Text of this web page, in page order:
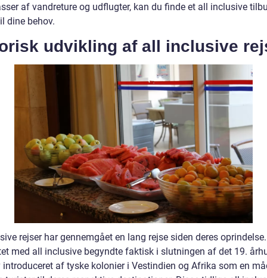
af vandreture og udflugter, kan du finde et all inclusive
dine behov.
udvikling af all inclusive
rejser har gennemgået en lang rejse siden deres oprindelse.
med all inclusive begyndte faktisk i slutningen af det 19.
introduceret af tyske kolonier i Vestindien og Afrika som en